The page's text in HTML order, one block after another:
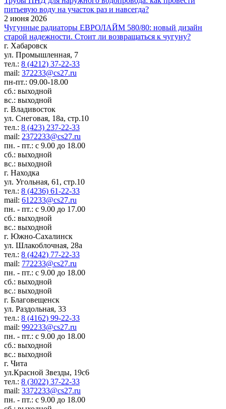
питьевую воду на участок раз и навсегда?
2 июня 2026
Чугунные радиаторы ЕВРОЛАЙМ 580/80: новый дизайн
старой надежности. Стоит ли возвращаться к чугуну?
г. Хабаровск
ул. Промышленная, 7
тел.: 8 (4212) 37-22-33
mail: 372233@cs27.ru
пн-пт.: 09.00-18.00
сб.: выходной
вс.: выходной
г. Владивосток
ул. Снеговая, 18а, стр.10
тел.: 8 (423) 237-22-33
mail: 2372233@cs27.ru
пн. - пт.: с 9.00 до 18.00
сб.: выходной
вс.: выходной
г. Находка
ул. Угольная, 61, стр.10
тел.: 8 (4236) 61-22-33
mail: 612233@cs27.ru
пн. - пт.: с 9.00 до 17.00
сб.: выходной
вс.: выходной
г. Южно-Сахалинск
ул. Шлакоблочная, 28а
тел.: 8 (4242) 77-22-33
mail: 772233@cs27.ru
пн. - пт.: с 9.00 до 18.00
сб.: выходной
вс.: выходной
г. Благовещенск
ул. Раздольная, 33
тел.: 8 (4162) 99-22-33
mail: 992233@cs27.ru
пн. - пт.: с 9.00 до 18.00
сб.: выходной
вс.: выходной
г. Чита
ул.Красной Звезды, 19с6
тел.: 8 (3022) 37-22-33
mail: 3372233@cs27.ru
пн. - пт.: с 9.00 до 18.00